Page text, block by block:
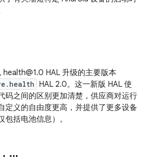
health@1.0 HAL 升级的主要版本
HAL 2.0。这一新版 HAL 使
码之间的区别更加清楚，供应商对运行
定义的自由度更高，并提供了更多设备
括电池信息）。